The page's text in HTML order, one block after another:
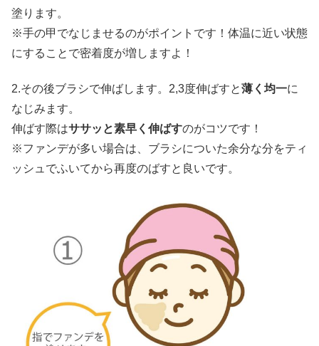
塗ります。
※手の甲でなじませるのがポイントです！体温に近い状態
にすることで密着度が増しますよ！
2.その後ブラシで伸ばします。2,3度伸ばすと薄く均一に
なじみます。
伸ばす際はササッと素早く伸ばすのがコツです！
※ファンデが多い場合は、ブラシについた余分な分をティ
ッシュでふいてから再度のばすと良いです。